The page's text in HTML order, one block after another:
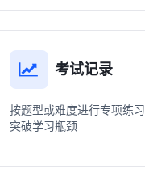
考试记录
按题型或难度进行专项练习
突破学习瓶颈